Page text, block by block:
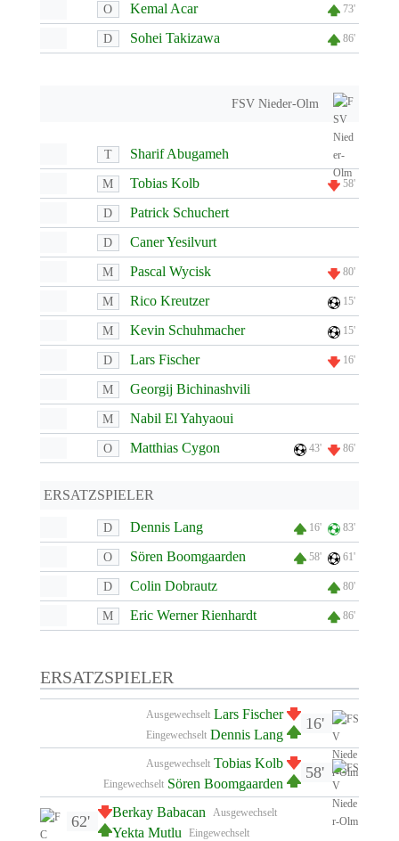
O Kemal Acar 73'
D Sohei Takizawa 86'
FSV Nieder-Olm
T Sharif Abugameh
M Tobias Kolb 58'
D Patrick Schuchert
D Caner Yesilvurt
M Pascal Wycisk 80'
M Rico Kreutzer 15'
M Kevin Schuhmacher 15'
D Lars Fischer 16'
M Georgij Bichinashvili
M Nabil El Yahyaoui
O Matthias Cygon 43' 86'
ERSATZSPIELER
D Dennis Lang 16' 83'
O Sören Boomgaarden 58' 61'
D Colin Dobrautz 80'
M Eric Werner Rienhardt 86'
ERSATZSPIELER
16'
Ausgewechselt Lars Fischer
Eingewechselt Dennis Lang
58'
Ausgewechselt Tobias Kolb
Eingewechselt Sören Boomgaarden
Ausgewechselt
Berkay Babacan
Eingewechselt
Yekta Mutlu
62'